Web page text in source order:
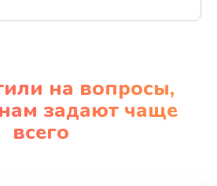
Заказать
чистка
на вопросы,
задают чаще
всего